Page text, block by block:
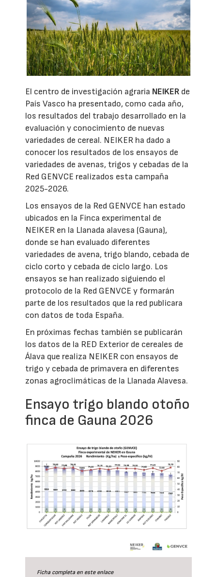
El centro de investigación agraria NEIKER de
País Vasco ha presentado, como cada año,
los resultados del trabajo desarrollado en la
evaluación y conocimiento de nuevas
variedades de cereal. NEIKER ha dado a
conocer los resultados de los ensayos de
variedades de avenas, trigos y cebadas de la
Red GENVCE realizados esta campaña
2025-2026.
Los ensayos de la Red GENVCE han estado
ubicados en la Finca experimental de
NEIKER en la Llanada alavesa (Gauna),
donde se han evaluado diferentes
variedades de avena, trigo blando, cebada de
ciclo corto y cebada de ciclo largo. Los
ensayos se han realizado siguiendo el
protocolo de la Red GENVCE y formarán
parte de los resultados que la red publicara
con datos de toda España.
En próximas fechas también se publicarán
los datos de la RED Exterior de cereales de
Álava que realiza NEIKER con ensayos de
trigo y cebada de primavera en diferentes
zonas agroclimáticas de la Llanada Alavesa.
Ensayo trigo blando otoño
finca de Gauna 2026
Ficha completa en este enlace